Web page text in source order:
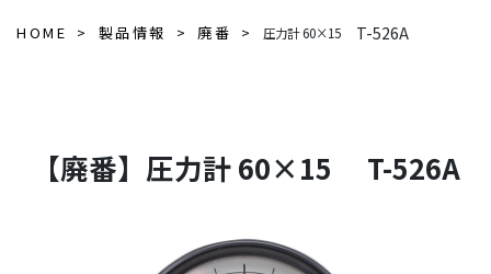
HOME 製品情報 廃番 圧力計 60×15T-526A
【廃番】圧力計 60×15 T-526A